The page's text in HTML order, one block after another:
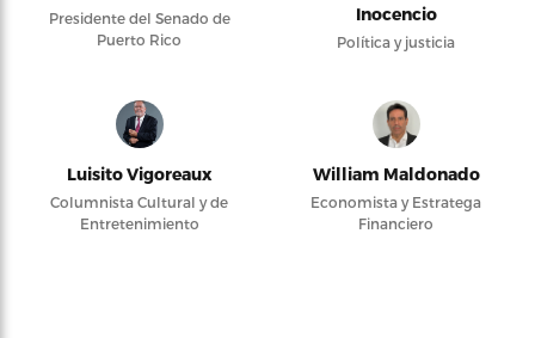
Presidente del Senado de
Puerto Rico
Inocencio
Política y justicia
Luisito Vigoreaux
Columnista Cultural y de
Entretenimiento
William Maldonado
Economista y Estratega
Financiero